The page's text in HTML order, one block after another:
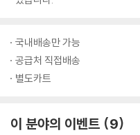
국내배송만 가능
공급처 직접배송
별도카트
이 분야의 이벤트 9